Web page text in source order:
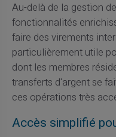
Au-delà de la gestion de
fonctionnalités
faire des virements
particulièrement utile
dont les membres
transferts d'argent se
ces opérations très
Accès simplifié